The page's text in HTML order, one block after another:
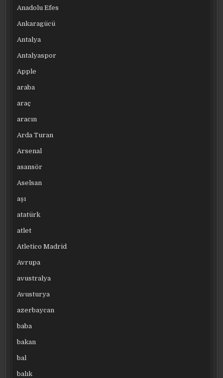
Anadolu Efes
Ankaragücü
Antalya
Antalyaspor
Apple
araba
araç
aracın
Arda Turan
Arsenal
asansör
Aselsan
aşı
atatürk
atlet
Atletico Madrid
Avrupa
avustralya
Avusturya
azerbaycan
baba
bakan
bal
balık